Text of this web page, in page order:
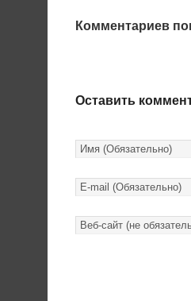
Комментариев
Оставить